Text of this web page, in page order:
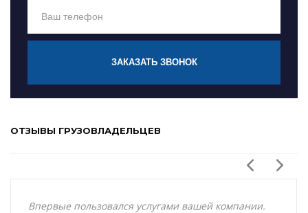
ЗАКАЗАТЬ ЗВОНОК
ОТЗЫВЫ ГРУЗОВЛАДЕЛЬЦЕВ
Впервые пользовался услугами вашей компании.